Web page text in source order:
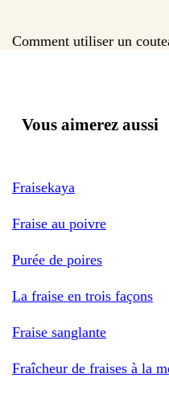
Comment utiliser un
Vous aimerez aussi
Fraisekaya
Fraise au poivre
Purée de poires
La fraise en trois façons
Fraise sanglante
Fraîcheur de fraises à la